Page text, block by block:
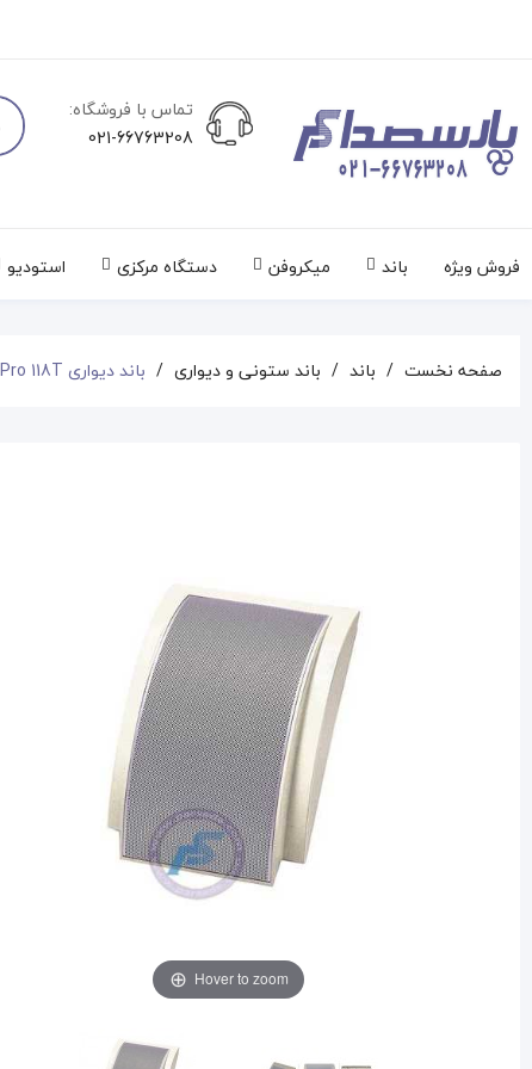
تماس با فروشگاه:
021-66763208
فروش ویژه باند میکروفن دستگاه مرکزی استودیو
صفحه نخست باند باند ستونی و دیواری باند دیواری DynaPro 118T
Hover to zoom